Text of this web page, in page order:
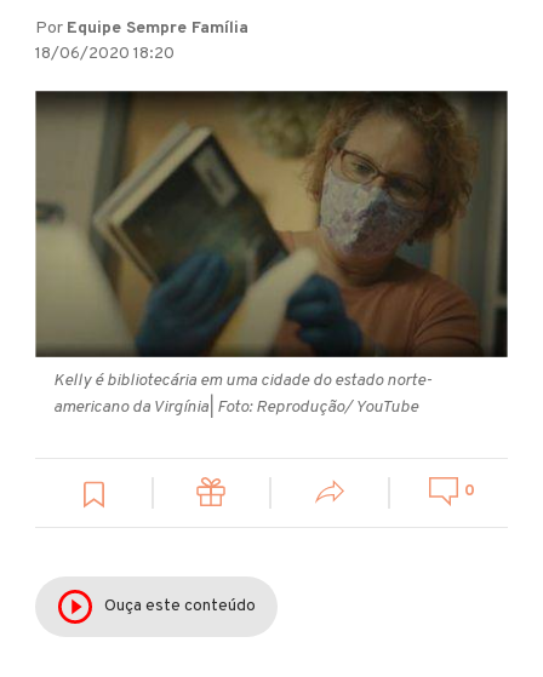
Por Equipe Sempre Família
18/06/2020 18:20
Kelly é bibliotecária em uma cidade do estado norte-
americano da Virgínia | Foto: Reprodução/ YouTube
0
Ouça este conteúdo